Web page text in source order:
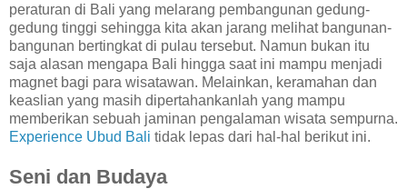
peraturan di Bali yang melarang pembangunan gedung-
gedung tinggi sehingga kita akan jarang melihat bangunan-
bangunan bertingkat di pulau tersebut. Namun bukan itu
saja alasan mengapa Bali hingga saat ini mampu menjadi
magnet bagi para wisatawan. Melainkan, keramahan dan
keaslian yang masih dipertahankanlah yang mampu
memberikan sebuah jaminan pengalaman wisata sempurna.
Experience Ubud Bali tidak lepas dari hal-hal berikut ini.
Seni dan Budaya